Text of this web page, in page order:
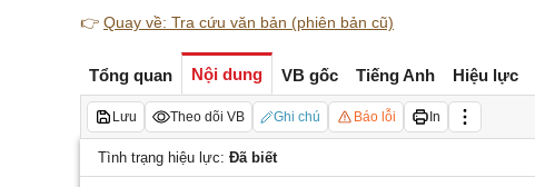
👉 Quay về: Tra cứu văn bản (phiên bản cũ)
Tổng quan Nội dung VB gốc Tiếng Anh Hiệu lực
Lưu Theo dõi VB Ghi chú Báo lỗi In
Tình trạng hiệu lực: Đã biết